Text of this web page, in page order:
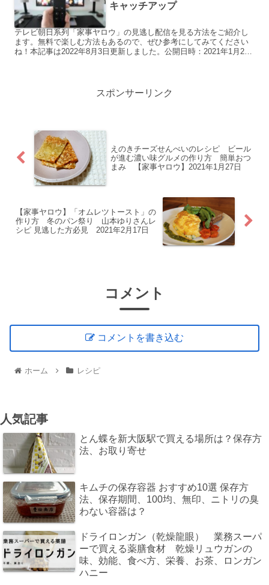
キャッチアップ
テレビ朝日系列「家事ヤロウ」の見逃し配信を見る方法をご紹介し
ます。無料で楽しむ方法もあるので、ぜひ参考にしてみてください
ね！本記事は2022年8月3日更新しました。公開日時：2021年1月27
スポンサーリンク
えのきチーズせんべいのレシピ ビール
が進む濃い味グルメの作り方 簡単おつ
まみ 【家事ヤロウ】2021年1月27日
【家事ヤロウ】「オムレツトースト」の
作り方 冬のパン祭り 山本ゆりさんレ
シピ 見逃した方必見 2021年2月17日
コメント
コメントを書き込む
ホーム レシピ
人気記事
とん蝶を新大阪駅で買える場所は？保存方
法、お取り寄せ
キムチの保存容器 おすすめ10選 保存方
法、保存期間、100均、無印、ニトリの臭
わない容器は？
ドライロンガン（乾燥龍眼） 業務スーパ
ーで買える薬膳食材 乾燥リュウガンの
味、効能、食べ方、栄養、お茶、ロンガン
ハニー